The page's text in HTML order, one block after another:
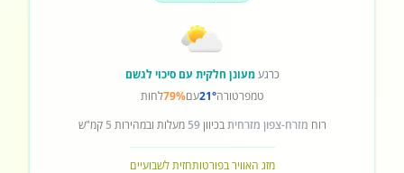
כרגעמעונן חלקית עם סיכוי לגשם
טמפרטורה21°עם79%לחות
רוח מזרח-צפון מזרחיתבכיוון59 מעלות ובמהירות 5 קמ"ש
מזג האוויר בפורטותחזית לשבועיים